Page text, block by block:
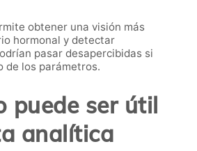
obtener una visión más
hormonal y detectar
pasar desapercibidas si
de los parámetros.
puede ser útil
analítica